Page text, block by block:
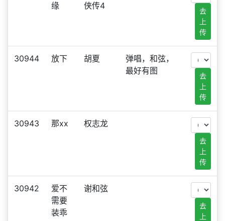
缘
侠传4
去
上
传
30944 放下 胡夏
弹唱，和弦，
最好有图
去
上
传
30943 那xx 权志龙
去
上
传
30942
爱不
需要
装乖
谢和弦
去
上